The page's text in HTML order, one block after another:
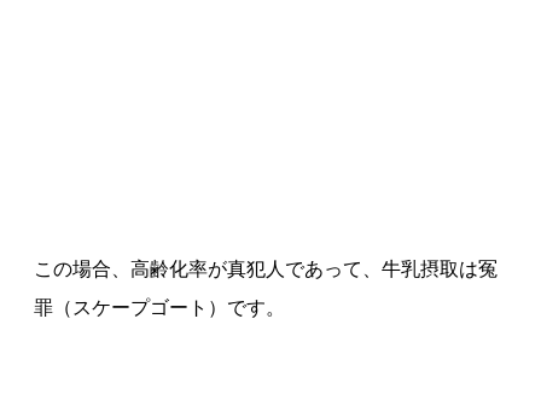
この場合、高齢化率が真犯人であって、牛乳摂取は冤
罪（スケープゴート）です。